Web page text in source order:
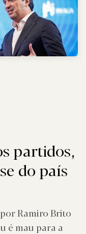
partidos,
do país
Ramiro Brito
é mau para a